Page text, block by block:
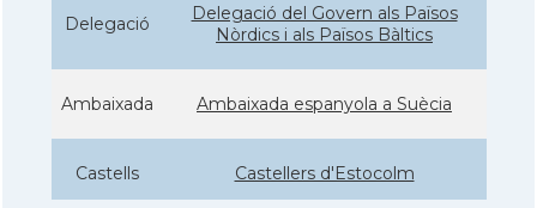
Delegació
Delegació del Govern als Països
Nòrdics i als Països Bàltics
Ambaixada Ambaixada espanyola a Suècia
Castells Castellers d'Estocolm